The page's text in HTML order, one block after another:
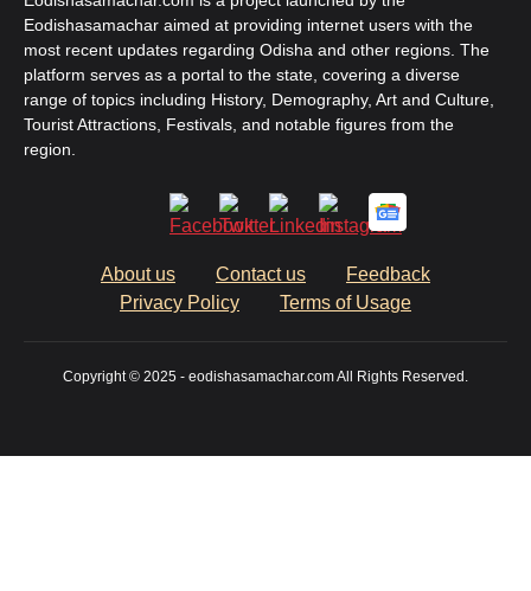
Eodishasamachar aimed at providing internet users with the
most recent updates regarding Odisha and other regions. The
platform serves as a portal to the state, covering a diverse
range of topics including History, Demography, Art and Culture,
Tourist Attractions, Festivals, and notable figures from the
region.
About us Contact us
Feedback
Privacy Policy
Terms of Usage
Copyright © 2025 - eodishasamachar.com All Rights Reserved.